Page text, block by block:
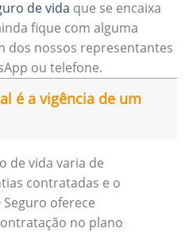
de vida que se encaixa
fique com alguma
dos nossos representantes
ou telefone.
é a vigência de um
de vida varia de
contratadas e o
oferece
no plano